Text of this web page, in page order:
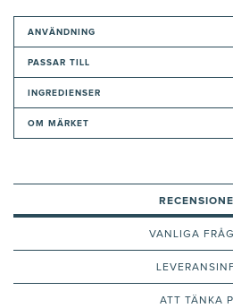
ANVÄNDNING
PASSAR TILL
INGREDIENSER
OM MÄRKET
VANLIGA
ATT TÄNKA